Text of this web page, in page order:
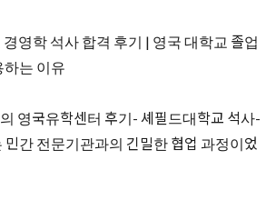
영학 석사 합격 후기 | 영국 대학교 졸업
는 이유
영국유학센터 후기- 셰필드대학교 석사-
간 전문기관과의 긴밀한 협업 과정이었